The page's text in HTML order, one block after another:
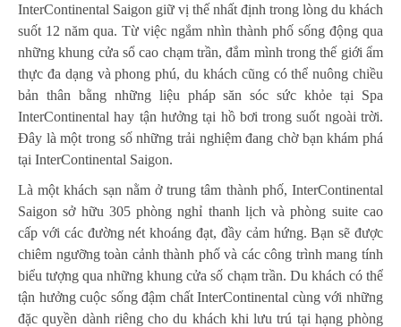
InterContinental Saigon giữ vị thế nhất định trong lòng du khách
suốt 12 năm qua. Từ việc ngắm nhìn thành phố sống động qua
những khung cửa sổ cao chạm trần, đắm mình trong thế giới ẩm
thực đa dạng và phong phú, du khách cũng có thể nuông chiều
bản thân bằng những liệu pháp săn sóc sức khỏe tại Spa
InterContinental hay tận hưởng tại hồ bơi trong suốt ngoài trời.
Đây là một trong số những trải nghiệm đang chờ bạn khám phá
tại InterContinental Saigon.
Là một khách sạn nằm ở trung tâm thành phố, InterContinental
Saigon sở hữu 305 phòng nghỉ thanh lịch và phòng suite cao
cấp với các đường nét khoáng đạt, đầy cảm hứng. Bạn sẽ được
chiêm ngưỡng toàn cảnh thành phố và các công trình mang tính
biểu tượng qua những khung cửa số chạm trần. Du khách có thể
tận hưởng cuộc sống đậm chất InterContinental cùng với những
đặc quyền dành riêng cho du khách khi lưu trú tại hạng phòng